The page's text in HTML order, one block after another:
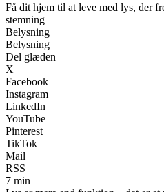
Få dit hjem til at leve med lys, der
stemning
Belysning
Belysning
Del glæden
X
Facebook
Instagram
LinkedIn
YouTube
Pinterest
TikTok
Mail
RSS
7 min